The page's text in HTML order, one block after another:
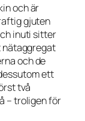
och är
gjuten
inuti sitter
och de
ett
två
– troligen för